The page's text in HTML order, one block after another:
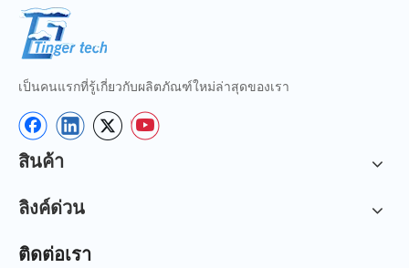
เป็นคนแรกที่รู้เกี่ยวกับผลิตภัณฑ์ใหม่ล่าสุดของเรา
สินค้า
ลิงค์ด่วน
ติดต่อเรา